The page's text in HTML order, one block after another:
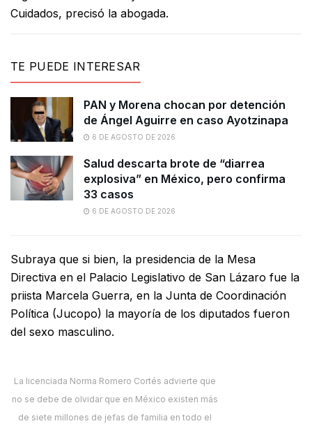
Cuidados, precisó la abogada.
TE PUEDE INTERESAR
PAN y Morena chocan por detención
de Ángel Aguirre en caso Ayotzinapa
6 DE AGOSTO DE 2026
Salud descarta brote de “diarrea
explosiva” en México, pero confirma
33 casos
6 DE AGOSTO DE 2026
Subraya que si bien, la presidencia de la Mesa
Directiva en el Palacio Legislativo de San Lázaro fue la
priista Marcela Guerra, en la Junta de Coordinación
Política (Jucopo) la mayoría de los diputados fueron
del sexo masculino.
La licenciada Norma Romero Cortés advierte que
no se debe de olvidar que en México existen más
de siete millones de jefas de familia en todo el